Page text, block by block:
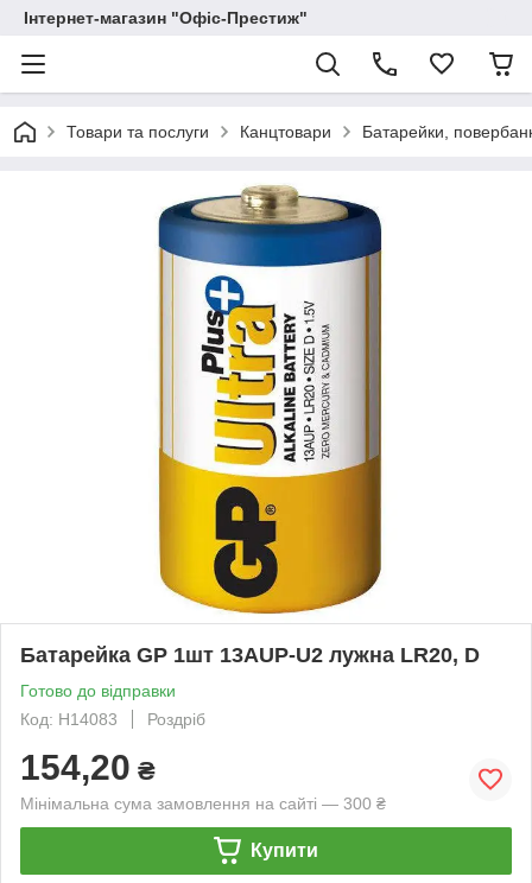
Інтернет-магазин "Офіс-Престиж"
Товари та послуги Канцтовари Батарейки,
Батарейка GP 1шт 13AUP-U2 лужна LR20, D
Готово до відправки
Код: H14083
Роздріб
154,20 ₴
Мінімальна сума замовлення на сайті — 300 ₴
Купити